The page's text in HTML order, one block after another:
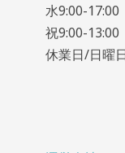
水9:00-
祝9:00-13:00
休業日/日曜